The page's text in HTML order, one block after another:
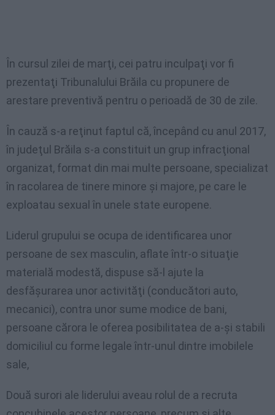
În cursul zilei de marţi, cei patru inculpaţi vor fi
prezentaţi Tribunalului Brăila cu propunere de
arestare preventivă pentru o perioadă de 30 de zile.
În cauză s-a reţinut faptul că, începând cu anul 2017,
în judeţul Brăila s-a constituit un grup infracţional
organizat, format din mai multe persoane, specializat
în racolarea de tinere minore şi majore, pe care le
exploatau sexual în unele state europene.
Liderul grupului se ocupa de identificarea unor
persoane de sex masculin, aflate într-o situaţie
materială modestă, dispuse să-l ajute la
desfăşurarea unor activităţi (conducători auto,
mecanici), contra unor sume modice de bani,
persoane cărora le oferea posibilitatea de a-şi stabili
domiciliul cu forme legale într-unul dintre imobilele
sale,
Două surori ale liderului aveau rolul de a recruta